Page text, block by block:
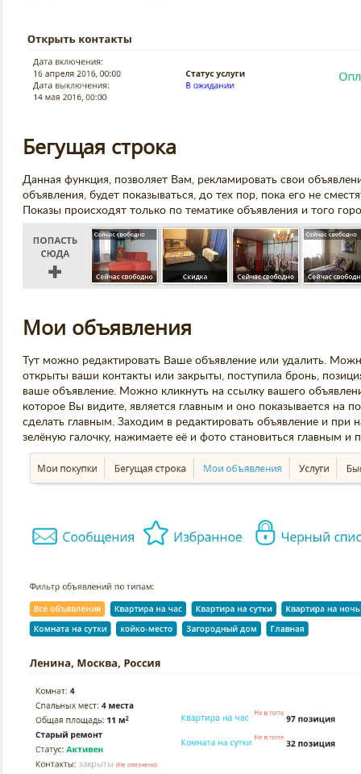
Бегущая строка
Данная функция, позволяет Вам, рекламировать свои
объявления, будет показываться, до тех пор, пока его не
Показы происходят только по тематике объявления и того
Мои объявления
Тут можно редактировать Ваше объявление или удалить.
открыты ваши контакты или закрыты, поступила бронь,
ваше объявление. Можно кликнуть на ссылку вашего
которое Вы видите, является главным и оно показывается на
сделать главным. Заходим в редактировать объявление и
зелёную галочку, нажимаете её и фото становиться главным и